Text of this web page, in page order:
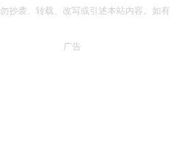
抄袭、转载、改写或引述本站内容。如
广告